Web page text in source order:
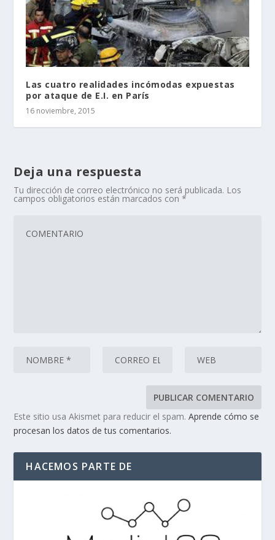
Las cuatro realidades incómodas expuestas
por ataque de E.I. en París
16 noviembre, 2015
Deja una respuesta
Tu dirección de correo electrónico no será publicada. Los
campos obligatorios están marcados con*
Este sitio usa Akismet para reducir el spam.Aprende cómo se
procesan los datos de tus comentarios.
HACEMOS PARTE DE